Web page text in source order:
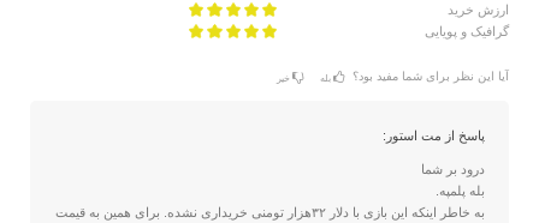
ارزش خرید
گرافیک و پویایی
آیا این نظر برای شما مفید بود؟ بله خیر
پاسخ از مت استور:
درود بر شما
بله پلمپه.
به خاطر اینکه این بازی با دلار ۳۲هزار تومنی خریداری نشده. برای همین به قیمت